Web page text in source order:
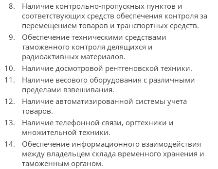
Наличие контрольно-пропускных пунктов и
соответствующих средств обеспечения контроля за
перемещением товаров и транспортных средств.
Обеспечение техническими средствами
таможенного контроля делящихся и
радиоактивных материалов.
Наличие досмотровой рентгеновской техники.
Наличие весового оборудования с различными
пределами взвешивания.
Наличие автоматизированной системы учета
товаров.
Наличие телефонной связи, оргтехники и
множительной техники.
Обеспечение информационного взаимодействия
между владельцем склада временного хранения и
таможенным органом.